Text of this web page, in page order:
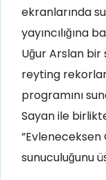
ekranlarında
yayıncılığına
Uğur Arslan bir
reyting
programını
Sayan ile
”Evleneceksen
sunuculuğunu